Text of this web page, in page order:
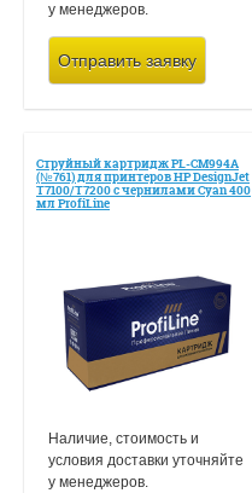
у менеджеров.
Отправить заявку
Струйный картридж PL-CM994A
(№761) для принтеров HP DesignJet
T7100/Т7200 с чернилами Cyan 400
мл ProfiLine
Наличие, стоимость и
условия доставки уточняйте
у менеджеров.